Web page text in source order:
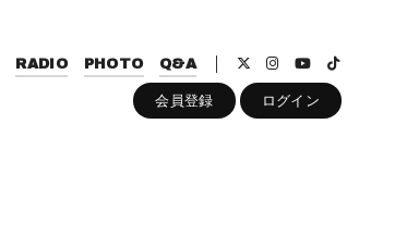
RADIO PHOTO Q&A
会員登録 ログイン